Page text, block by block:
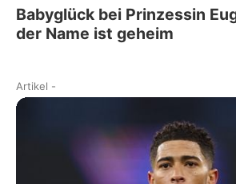
Babyglück bei Prinzessin
der Name ist geheim
Artikel -